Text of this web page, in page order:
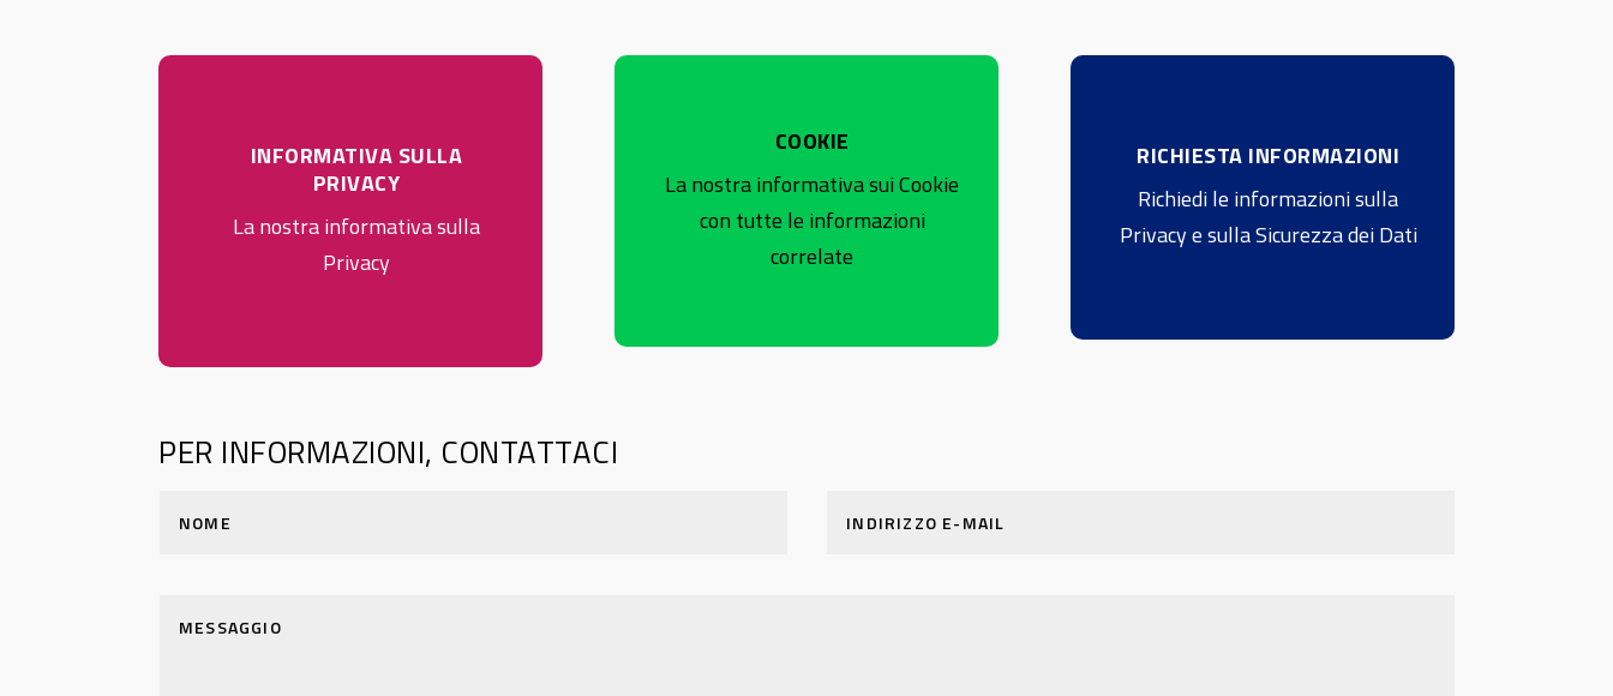
INFORMATIVA SULLA
PRIVACY
La nostra informativa sulla
Privacy
COOKIE
La nostra informativa sui Cookie
con tutte le informazioni
correlate
RICHIESTA INFORMAZIONI
Richiedi le informazioni sulla
Privacy e sulla Sicurezza dei Dati
PER INFORMAZIONI, CONTATTACI